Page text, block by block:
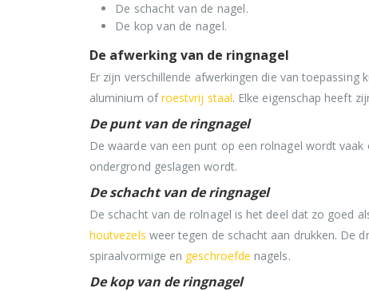
De schacht van de nagel.
De kop van de nagel.
De afwerking van de ringnagel
Er zijn verschillende afwerkingen die van
aluminium ofroestvrij staal. Elke eigenschap heeft
De punt van de ringnagel
De waarde van een punt op een rolnagel wordt
ondergrond geslagen wordt.
De schacht van de ringnagel
De schacht van de rolnagel is het deel dat zo goed
houtvezels weer tegen de schacht aan drukken. De
spiraalvormige en geschroefde nagels.
De kop van de ringnagel